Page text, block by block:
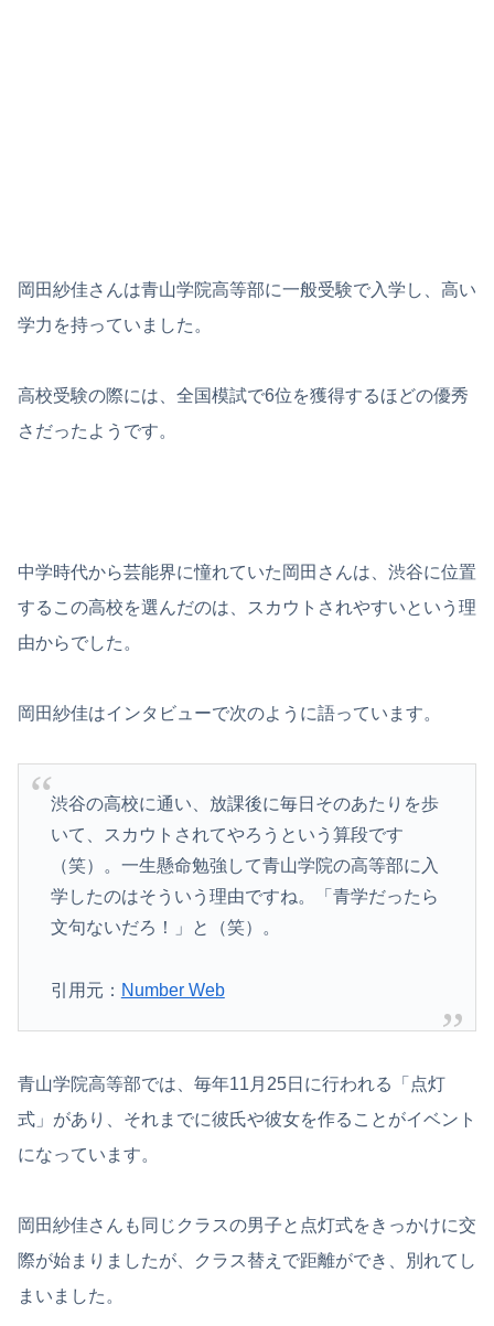
岡田紗佳さんは青山学院高等部に一般受験で入学し、高い
学力を持っていました。
高校受験の際には、全国模試で6位を獲得するほどの優秀
さだったようです。
中学時代から芸能界に憧れていた岡田さんは、渋谷に位置
するこの高校を選んだのは、スカウトされやすいという理
由からでした。
岡田紗佳はインタビューで次のように語っています。
渋谷の高校に通い、放課後に毎日そのあたりを歩
いて、スカウトされてやろうという算段です
（笑）。一生懸命勉強して青山学院の高等部に入
学したのはそういう理由ですね。「青学だったら
文句ないだろ！」と（笑）。
引用元： Number Web
青山学院高等部では、毎年11月25日に行われる「点灯
式」があり、それまでに彼氏や彼女を作ることがイベント
になっています。
岡田紗佳さんも同じクラスの男子と点灯式をきっかけに交
際が始まりましたが、クラス替えで距離ができ、別れてし
まいました。